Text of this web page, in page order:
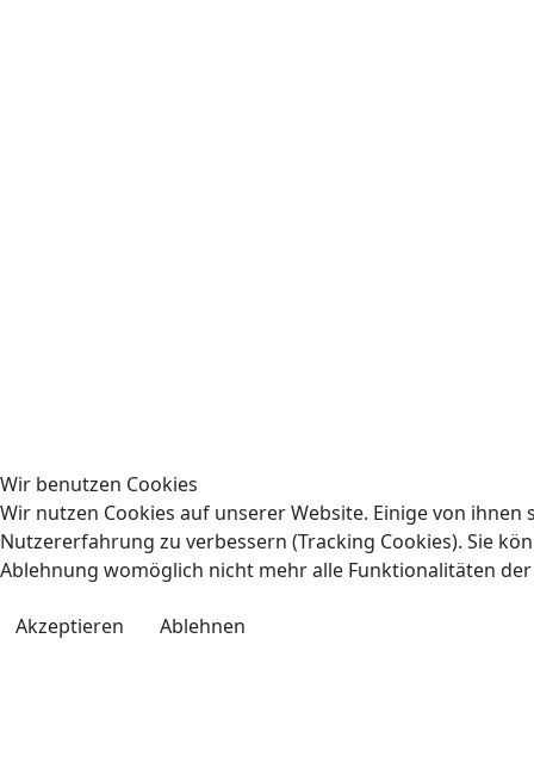
Wir benutzen Cookies
Wir nutzen Cookies auf unserer Website. Einige von
Nutzererfahrung zu verbessern (Tracking Cookies). Sie
Ablehnung womöglich nicht mehr alle Funktionalitäten
Akzeptieren Ablehnen